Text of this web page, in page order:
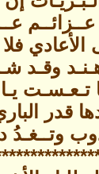
الأعادي فلا
وقـد
تـعـسـت
قدر
وتــغـدُ